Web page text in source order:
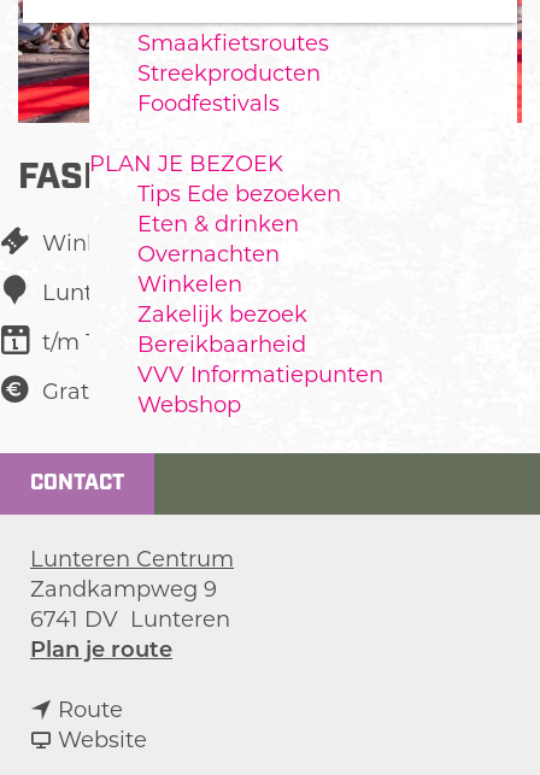
a
g
e
Smaakfietsroutes
Streekproducten
Foodfestivals
PLAN JE BEZOEK
Tips Ede bezoeken
Eten & drinken
Overnachten
Winkelen
Zakelijk bezoek
Bereikbaarheid
VVV Informatiepunten
Webshop
FASHION & BITES
Winkelen
Lunteren Centrum
t/m 11 april
Gratis
CONTACT
Lunteren Centrum
Zandkampweg 9
6741 DV Lunteren
Plan je routen
Route
a
Website